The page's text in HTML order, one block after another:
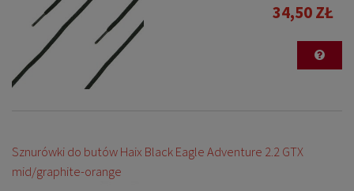
34,50 ZŁ
Sznurówki do butów Haix Black Eagle Adventure 2.2 GTX
mid/graphite-orange